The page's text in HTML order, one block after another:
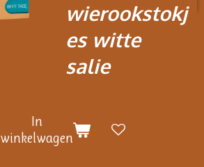
wierookstokj
es witte
salie
In
winkelwagen